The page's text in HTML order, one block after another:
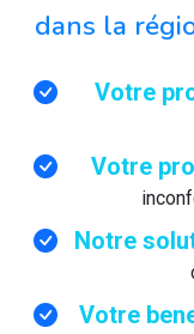
dans la
Votre
Votre
Notre
Votre